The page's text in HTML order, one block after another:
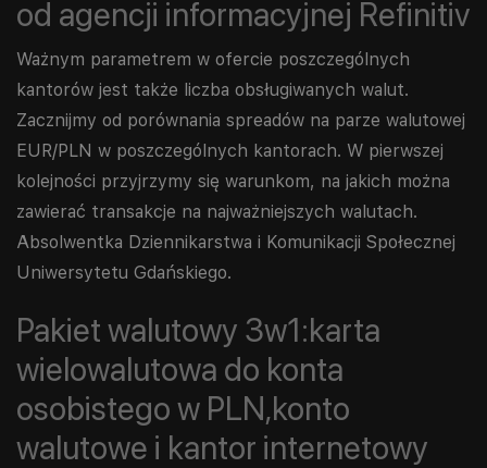
od agencji informacyjnej Refinitiv
Ważnym parametrem w ofercie poszczególnych
kantorów jest także liczba obsługiwanych walut.
Zacznijmy od porównania spreadów na parze walutowej
EUR/PLN w poszczególnych kantorach. W pierwszej
kolejności przyjrzymy się warunkom, na jakich można
zawierać transakcje na najważniejszych walutach.
Absolwentka Dziennikarstwa i Komunikacji Społecznej
Uniwersytetu Gdańskiego.
Pakiet walutowy 3w1:karta
wielowalutowa do konta
osobistego w PLN,konto
walutowe i kantor internetowy